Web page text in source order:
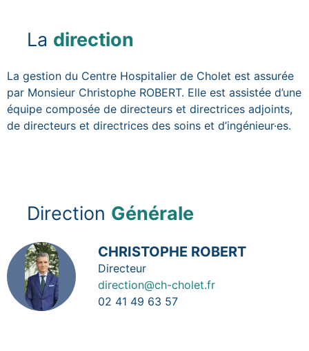
La direction
La gestion du Centre Hospitalier de Cholet est assurée
par Monsieur Christophe ROBERT. Elle est assistée d’une
équipe composée de directeurs et directrices adjoints,
de directeurs et directrices des soins et d’ingénieur·es.
Direction Générale
Image CHRISTOPHE ROBERT
Fonction
Directeur
direction@ch-cholet.fr
02 41 49 63 57